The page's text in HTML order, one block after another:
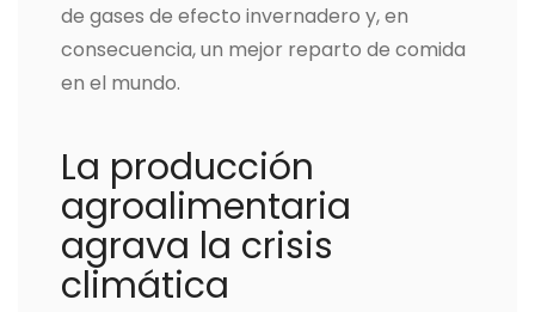
de gases de efecto invernadero y, en
consecuencia, un mejor reparto de comida
en el mundo.
La producción
agroalimentaria
agrava la crisis
climática